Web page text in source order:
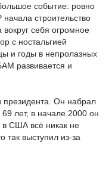
событие: ровно
строительство
себя огромное
с ностальгией
и годы в непролазных
развивается и
президента. Он набрал
лет, в начале 2000 он
США всё никак не
так выступил из-за